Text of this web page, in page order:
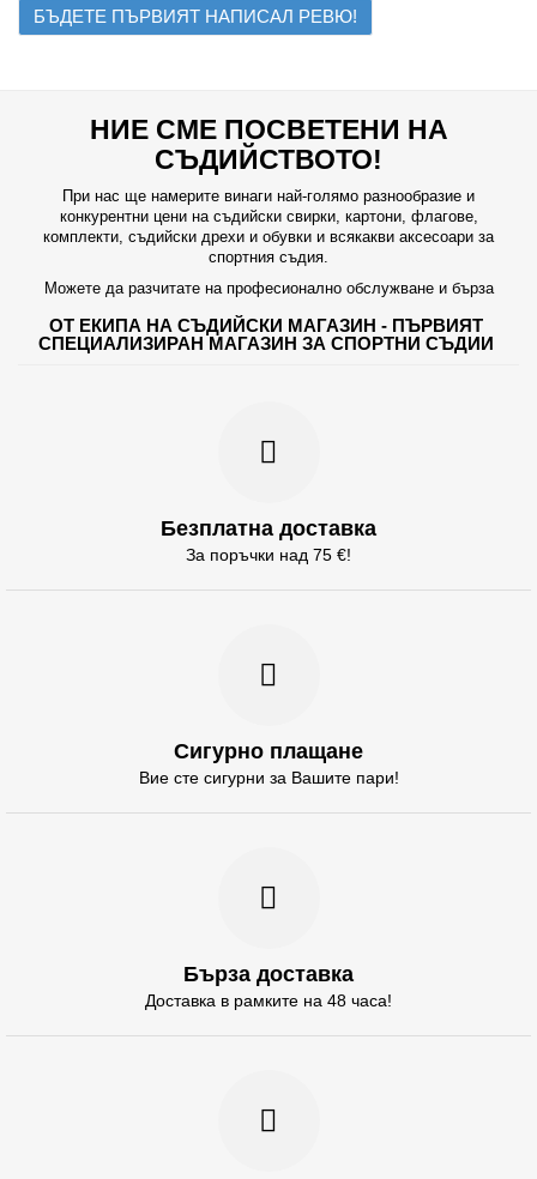
Имейл
БЪДЕТЕ ПЪРВИЯТ НАПИСАЛ РЕВЮ!
НИЕ СМЕ ПОСВЕТЕНИ НА
СЪДИЙСТВОТО!
При нас ще намерите винаги най-голямо разнообразие и
конкурентни цени на съдийски свирки, картони, флагове,
комплекти, съдийски дрехи и обувки и всякакви аксесоари за
спортния съдия.
Можете да разчитате на професионално обслужване и бърза
ОТ ЕКИПА НА СЪДИЙСКИ МАГАЗИН - ПЪРВИЯТ
СПЕЦИАЛИЗИРАН МАГАЗИН ЗА СПОРТНИ СЪДИИ
Безплатна доставка
За поръчки над 75 €!
Сигурно плащане
Вие сте сигурни за Вашите пари!
Бърза доставка
Доставка в рамките на 48 часа!